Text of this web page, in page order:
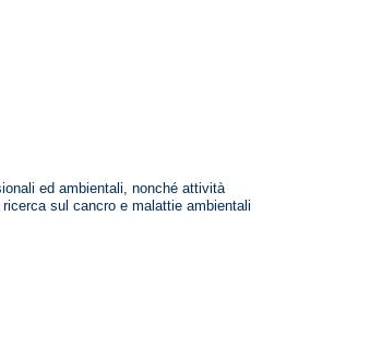
ed ambientali, nonché attività
sul cancro e malattie ambientali